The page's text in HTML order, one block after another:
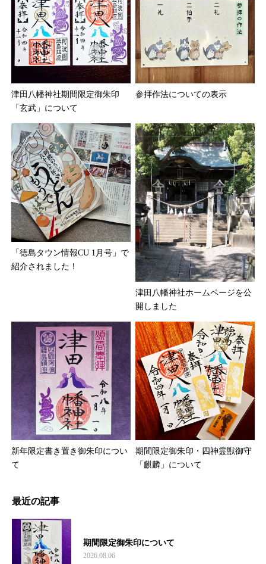
津田八幡神社期間限定御朱印
「玄武」について
参拝作法についての表示
「徳島タウン情報CU 1月号」で
紹介されました！
津田八幡神社ホームページを公
開しました
新年限定書き置き御朱印につい
て
期間限定御朱印・四神霊獣御守
「麒麟」について
最近の記事
期間限定御朱印について
2026.08.06